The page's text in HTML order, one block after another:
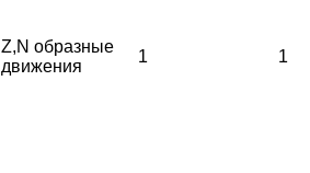
Z,N образные
движения
1 1